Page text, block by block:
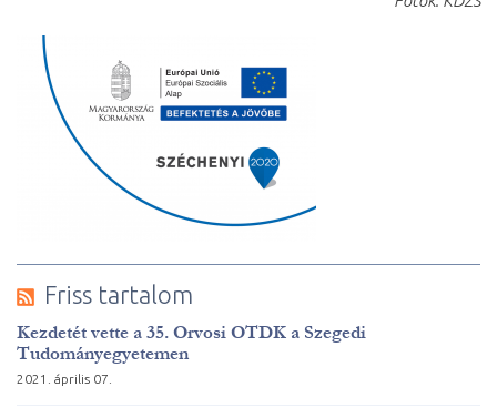
Friss tartalom
Kezdetét vette a 35. Orvosi OTDK a Szegedi
Tudományegyetemen
2021. április 07.